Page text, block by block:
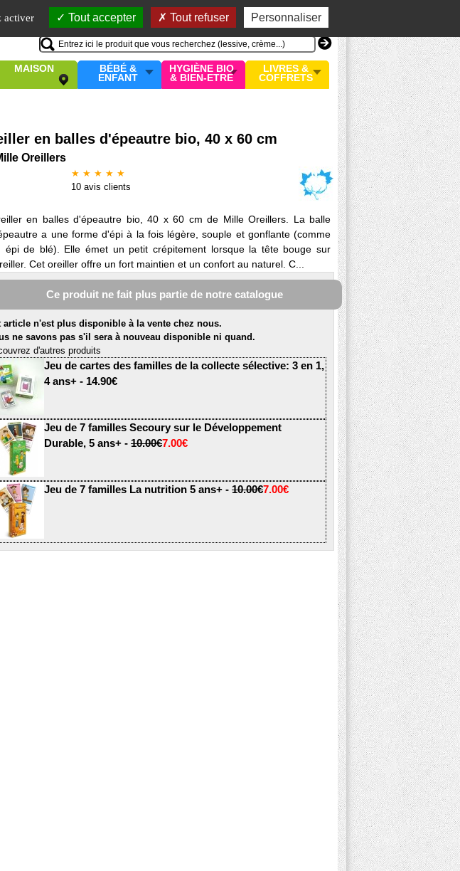
activer Tout accepter Tout refuser Personnaliser
Mon compte
MON PANIER
0 article
MAISON
BÉBÉ &
ENFANT
HYGIÈNE BIO
& BIEN-ETRE
LIVRES &
COFFRETS
en balles d'épeautre bio, 40 x 60 cm
Oreillers
★ ★ ★ ★ ★
10 avis clients
en balles d'épeautre bio, 40 x 60 cm de Mille Oreillers. La balle
a une forme d'épi à la fois légère, souple et gonflante (comme
épi de blé). Elle émet un petit crépitement lorsque la tête bouge sur
Cet oreiller offre un fort maintien et un confort au naturel. C...
Ce produit ne fait plus partie de notre catalogue
article n'est plus disponible à la vente chez nous.
ne savons pas s'il sera à nouveau disponible ni quand.
d'autres produits
Jeu de cartes des familles de la collecte sélective: 3 en 1,
4 ans+ - 14.90€
Jeu de 7 familles Secoury sur le Développement
Durable, 5 ans+ - 10.00€7.00€
Jeu de 7 familles La nutrition 5 ans+ - 10.00€7.00€